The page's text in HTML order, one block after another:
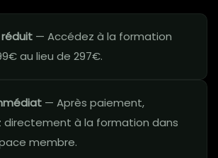
réduit — Accédez à la formation
au lieu de 297€.
— Après paiement,
directement à la formation dans
membre.